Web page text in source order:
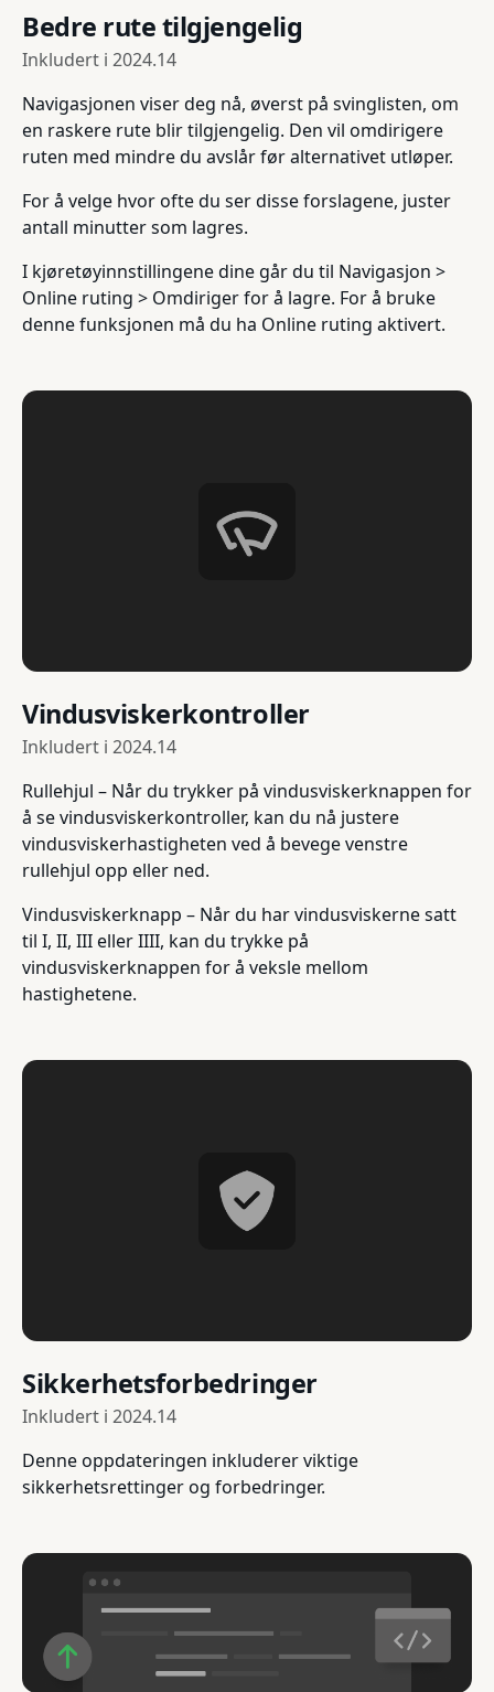
Bedre rute tilgjengelig
Inkludert i 2024.14
Navigasjonen viser deg nå, øverst på svinglisten, om
en raskere rute blir tilgjengelig. Den vil omdirigere
ruten med mindre du avslår før alternativet utløper.
For å velge hvor ofte du ser disse forslagene, juster
antall minutter som lagres.
I kjøretøyinnstillingene dine går du til Navigasjon >
Online ruting > Omdiriger for å lagre. For å bruke
denne funksjonen må du ha Online ruting aktivert.
Vindusviskerkontroller
Inkludert i 2024.14
Rullehjul – Når du trykker på vindusviskerknappen for
å se vindusviskerkontroller, kan du nå justere
vindusviskerhastigheten ved å bevege venstre
rullehjul opp eller ned.
Vindusviskerknapp – Når du har vindusviskerne satt
til I, II, III eller IIII, kan du trykke på
vindusviskerknappen for å veksle mellom
hastighetene.
Sikkerhetsforbedringer
Inkludert i 2024.14
Denne oppdateringen inkluderer viktige
sikkerhetsrettinger og forbedringer.